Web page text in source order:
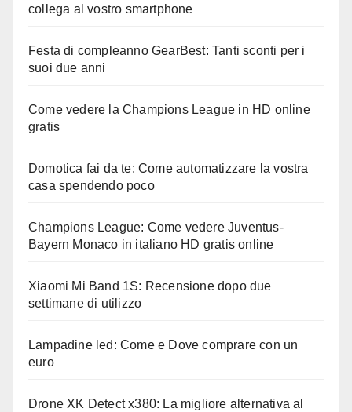
collega al vostro smartphone
Festa di compleanno GearBest: Tanti sconti per i
suoi due anni
Come vedere la Champions League in HD online
gratis
Domotica fai da te: Come automatizzare la vostra
casa spendendo poco
Champions League: Come vedere Juventus-
Bayern Monaco in italiano HD gratis online
Xiaomi Mi Band 1S: Recensione dopo due
settimane di utilizzo
Lampadine led: Come e Dove comprare con un
euro
Drone XK Detect x380: La migliore alternativa al